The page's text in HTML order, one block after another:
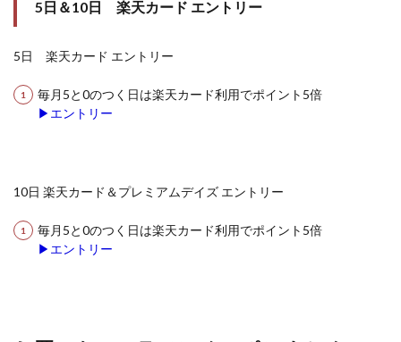
5日＆10日 楽天カード エントリー
5日 楽天カード エントリー
毎月5と0のつく日は楽天カード利用でポイント5倍
▶エントリー
10日 楽天カード＆プレミアムデイズ エントリー
毎月5と0のつく日は楽天カード利用でポイント5倍
▶エントリー